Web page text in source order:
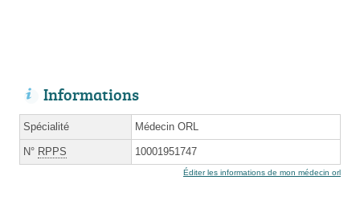
Informations
Spécialité Médecin ORL
N° RPPS 10001951747
Éditer les informations de mon médecin orl